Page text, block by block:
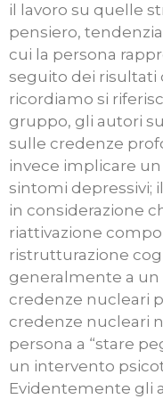
il lavoro su quelle
pensiero,
cui la persona
seguito dei risultati
ricordiamo si
gruppo, gli autori
sulle credenze
invece implicare
sintomi depressivi;
in considerazione
riattivazione
ristrutturazione
generalmente a
credenze nucleari
credenze nucleari
persona a “stare
un intervento
Evidentemente gli